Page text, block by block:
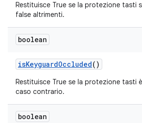
Restituisce True se la protezione tasti
false altrimenti.
boolean
isKeyguardOccluded()
Restituisce True se la protezione tasti
caso contrario.
boolean